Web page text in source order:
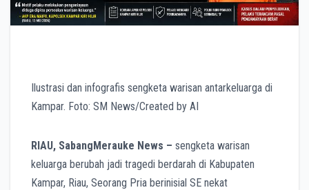
Ilustrasi dan infografis sengketa warisan antarkeluarga di
Kampar. Foto: SM News/Created by AI
RIAU, SabangMerauke News – sengketa warisan
keluarga berubah jadi tragedi berdarah di Kabupaten
Kampar, Riau, Seorang Pria berinisial SE nekat